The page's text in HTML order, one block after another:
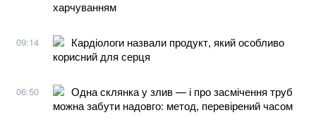
харчуванням
09:14
Кардіологи назвали продукт, який особливо
корисний для серця
06:50
Одна склянка у злив — і про засмічення труб
можна забути надовго: метод, перевірений часом